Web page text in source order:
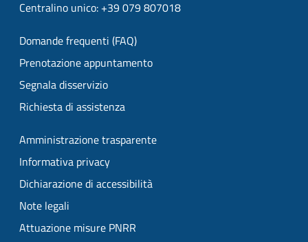
Centralino unico: +39 079 807018
Domande frequenti (FAQ)
Prenotazione appuntamento
Segnala disservizio
Richiesta di assistenza
Amministrazione trasparente
Informativa privacy
Dichiarazione di accessibilità
Note legali
Attuazione misure PNRR